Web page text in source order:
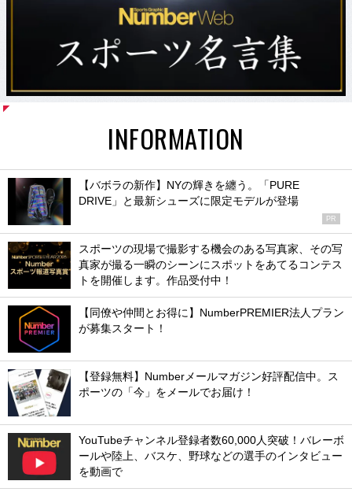
INFORMATION
【バボラの新作】NYの輝きを纏う。「PURE
DRIVE」と最新シューズに限定モデルが登場
PR
スポーツの現場で撮影する機会のある写真家、その写
真家が撮る一瞬のシーンにスポットをあてるコンテス
トを開催します。作品受付中！
【同僚や仲間とお得に】NumberPREMIER法人プラン
が募集スタート！
【登録無料】Numberメールマガジン好評配信中。ス
ポーツの「今」をメールでお届け！
YouTubeチャンネル登録者数60,000人突破！バレーボ
ールや陸上、バスケ、野球などの選手のインタビュー
を動画で